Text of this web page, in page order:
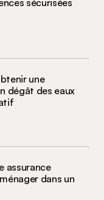
sécurisées
une
dégât des eaux
assurance
dans un